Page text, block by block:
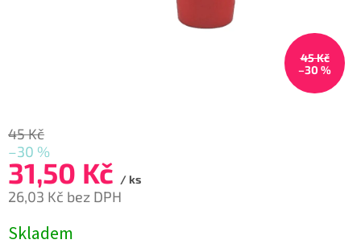
45 Kč
–30 %
45 Kč
–30 %
31,50 Kč / ks
26,03 Kč bez DPH
cena:
Skladem